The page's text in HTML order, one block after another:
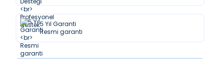
5 Yıl Garanti
Resmi garanti